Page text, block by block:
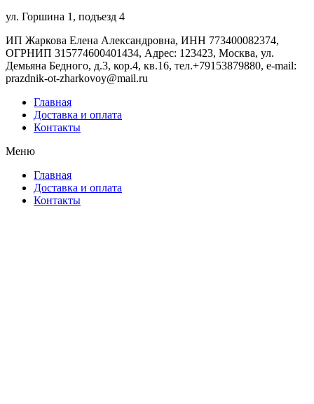
ул. Горшина 1, подъезд 4
ИП Жаркова Елена Александровна, ИНН 773400082374,
ОГРНИП 315774600401434, Адрес: 123423, Москва, ул.
Демьяна Бедного, д.3, кор.4, кв.16, тел.+79153879880, e-mail:
prazdnik-ot-zharkovoy@mail.ru
Главная
Доставка и оплата
Контакты
Меню
Главная
Доставка и оплата
Контакты